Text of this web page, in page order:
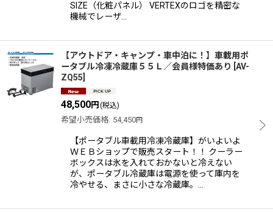
SIZE（化粧パネル） VERTEXのロゴを精密な
機械でレーザ…
【アウトドア・キャンプ・車中泊に！】車載用ポ
ータブル冷凍冷蔵庫５５Ｌ／会員様特価あり AV-
ZQ55
48,500円 (税込)
希望小売価格: 54,450円
【ポータブル車載用冷凍冷蔵庫】がいよいよ
ＷＥＢショップで販売スタート！！ クーラー
ボックスは氷を入れておかないと冷えない
が、ポータブル冷蔵庫は電源を使って庫内を
冷やせる、まさに小さな冷蔵庫。…